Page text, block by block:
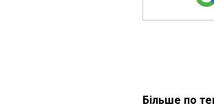
Більше по